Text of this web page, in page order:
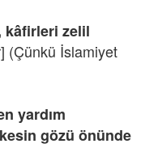
kâfirleri zelil
(Çünkü İslamiyet
yardım
gözü önünde